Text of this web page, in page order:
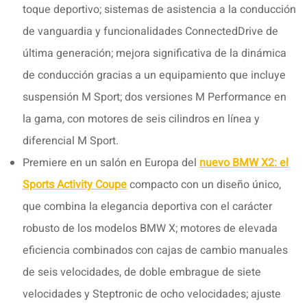
toque deportivo; sistemas de asistencia a la conducción
de vanguardia y funcionalidades ConnectedDrive de
última generación; mejora significativa de la dinámica
de conducción gracias a un equipamiento que incluye
suspensión M Sport; dos versiones M Performance en
la gama, con motores de seis cilindros en línea y
diferencial M Sport.
Premiere en un salón en Europa del nuevo BMW X2: el
Sports Activity Coupecompacto con un diseño único,
que combina la elegancia deportiva con el carácter
robusto de los modelos BMW X; motores de elevada
eficiencia combinados con cajas de cambio manuales
de seis velocidades, de doble embrague de siete
velocidades y Steptronic de ocho velocidades; ajuste